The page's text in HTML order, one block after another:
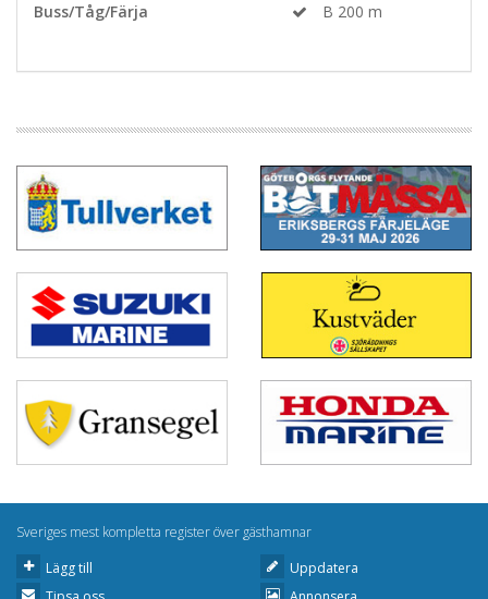
Buss/Tåg/Färja
B 200 m
Sveriges mest kompletta register över gästhamnar
Lägg till
Uppdatera